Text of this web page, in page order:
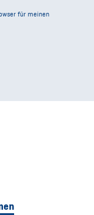
für meinen